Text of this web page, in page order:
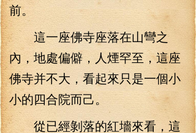
前。
這一座佛寺座落在山彎之
內，地處偏僻，人煙罕至，這座
佛寺并不大，看起來只是一個小
小的四合院而己。
從已經剝落的紅墻來看，這